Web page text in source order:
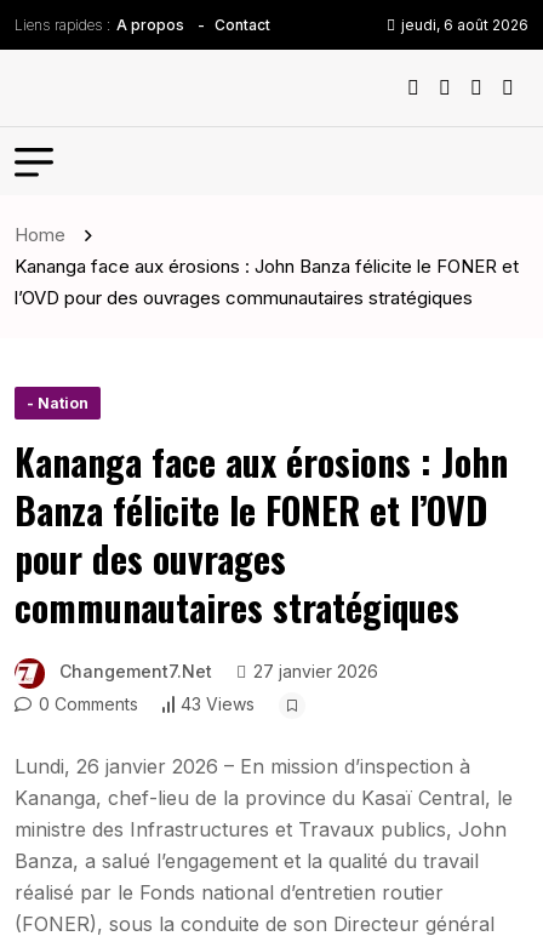
Liens rapides : A propos Contact jeudi, 6 août 2026
Home
Kananga face aux érosions : John Banza félicite le FONER et
l’OVD pour des ouvrages communautaires stratégiques
- Nation
Kananga face aux érosions : John
Banza félicite le FONER et l’OVD
pour des ouvrages
communautaires stratégiques
Changement7.net
27 janvier 2026
0 Comments
43 Views
Lundi, 26 janvier 2026 – En mission d’inspection à
Kananga, chef-lieu de la province du Kasaï Central, le
ministre des Infrastructures et Travaux publics, John
Banza, a salué l’engagement et la qualité du travail
réalisé par le Fonds national d’entretien routier
(FONER), sous la conduite de son Directeur général